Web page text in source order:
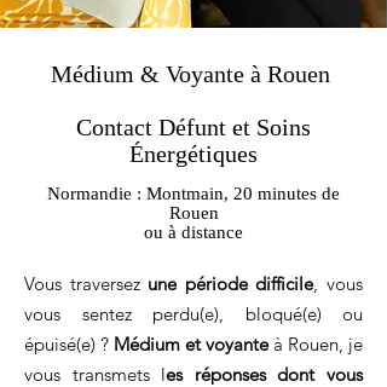
Médium & Voyante à Rouen
Contact Défunt et Soins
Énergétiques
Normandie : Montmain, 20 minutes de
Rouen
ou à distance
Vous traversez une période difficile, vous
vous sentez perdu(e), bloqué(e) ou
épuisé(e) ? Médium et voyanteà Rouen, je
vous transmets les réponses dont vous